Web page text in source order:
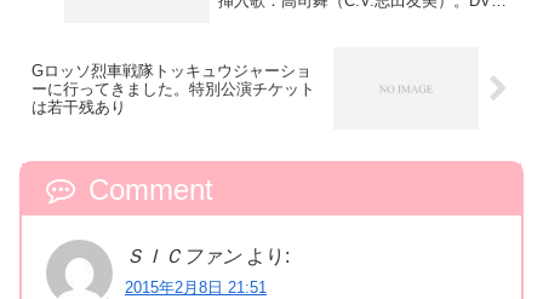
Gロッソ烈車戦隊トッキュウジャーショ
ーに行ってきました。特別公演チケット
は若干残あり
Comment
ＳＩＣファン より:
2015年2月8日 21:51